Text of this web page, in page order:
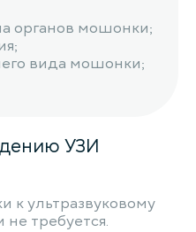
органов мошонки;
вида мошонки;
УЗИ
к ультразвуковому
требуется.